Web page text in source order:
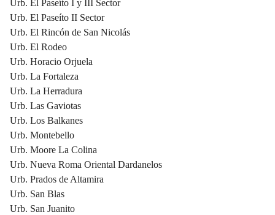
Urb. El Paseíto I y III Sector
Urb. El Paseíto II Sector
Urb. El Rincón de San Nicolás
Urb. El Rodeo
Urb. Horacio Orjuela
Urb. La Fortaleza
Urb. La Herradura
Urb. Las Gaviotas
Urb. Los Balkanes
Urb. Montebello
Urb. Moore La Colina
Urb. Nueva Roma Oriental Dardanelos
Urb. Prados de Altamira
Urb. San Blas
Urb. San Juanito